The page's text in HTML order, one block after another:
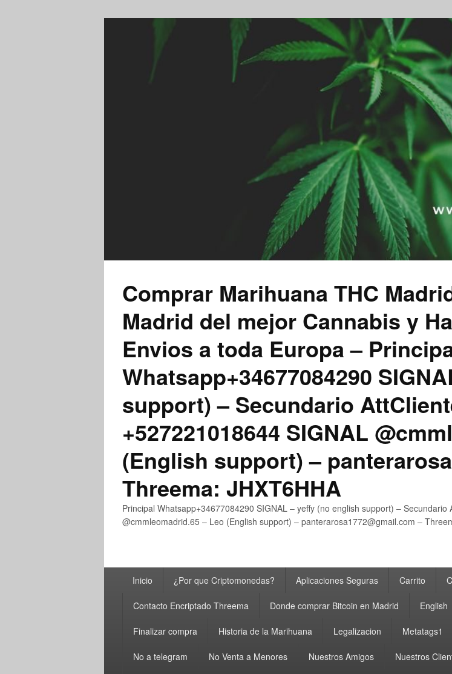
Comprar Marihuana THC
Madrid del mejor Cannabis y
Envios a toda Europa –
Whatsapp+34677084290
support) – Secundario
+527221018644 SIGNAL
(English support) –
Threema: JHXT6HHA
Principal Whatsapp+34677084290 SIGNAL – yeffy (no english support) –
@cmmleomadrid.65 – Leo (English support) – panterarosa1772@gmail.com –
principalInicio ¿Por que Criptomonedas? Aplicaciones Seguras Carrito
Contacto Encriptado Threema Donde comprar Bitcoin en Madrid English
Finalizar compra Historia de la Marihuana Legalizacion Metatags1
No a telegram No Venta a Menores Nuestros Amigos Nuestros